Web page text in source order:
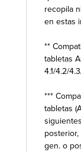
recopila
en estas
**
tabletas
4.1/4.2/
***
tabletas
posterior,
gen. o